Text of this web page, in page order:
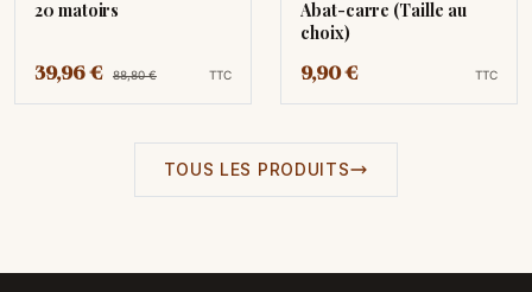
20 matoirs
39,96 € 88,80 € TTC
Abat-carre (Taille au
choix)
9,90 € TTC
TOUS LES PRODUITS